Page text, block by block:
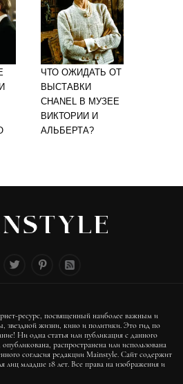
ЧТО ОЖИДАТЬ ОТ
ВЫСТАВКИ
CHANEL В МУЗЕЕ
ВИКТОРИИ И
АЛЬБЕРТА?
ресурс, посвященный наиболее важным и
звездной жизни, кино и политики. Это гид по
Ни одна статья или публикация с данного
распространена или использована
согласия редакции Mainstyle. Сайт содержит
лиц младше 18 лет. Все права на изображения и